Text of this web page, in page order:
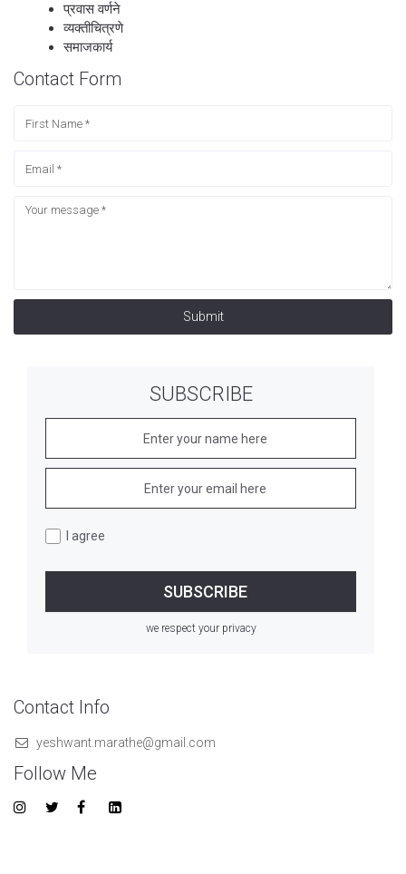
प्रवास वर्णने
व्यक्तीचित्रणे
समाजकार्य
Contact Form
Submit
SUBSCRIBE
I agree
we respect your privacy
Contact Info
yeshwant.marathe@gmail.com
Follow Me